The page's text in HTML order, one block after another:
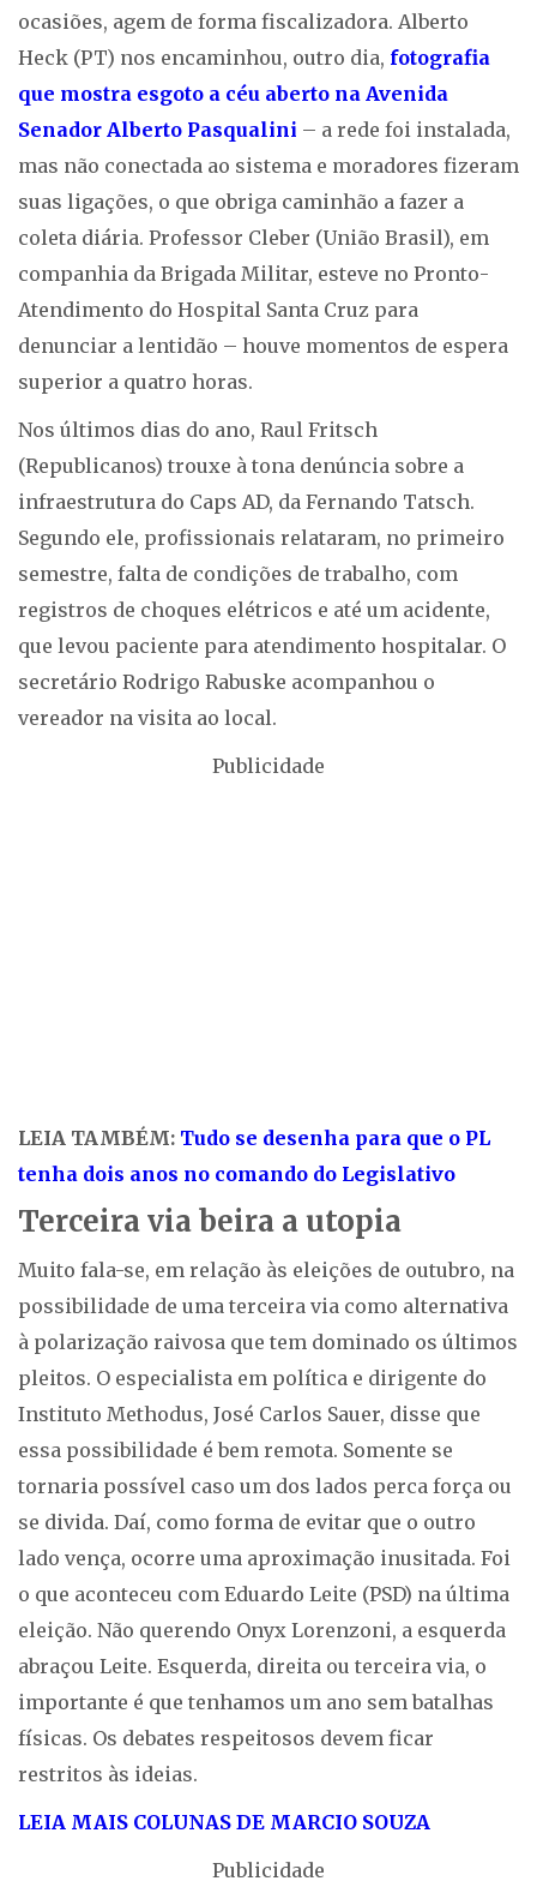
ocasiões, agem de forma fiscalizadora. Alberto
Heck (PT) nos encaminhou, outro dia, fotografia
que mostra esgoto a céu aberto na Avenida
Senador Alberto Pasqualini – a rede foi instalada,
mas não conectada ao sistema e moradores fizeram
suas ligações, o que obriga caminhão a fazer a
coleta diária. Professor Cleber (União Brasil), em
companhia da Brigada Militar, esteve no Pronto-
Atendimento do Hospital Santa Cruz para
denunciar a lentidão – houve momentos de espera
superior a quatro horas.
Nos últimos dias do ano, Raul Fritsch
(Republicanos) trouxe à tona denúncia sobre a
infraestrutura do Caps AD, da Fernando Tatsch.
Segundo ele, profissionais relataram, no primeiro
semestre, falta de condições de trabalho, com
registros de choques elétricos e até um acidente,
que levou paciente para atendimento hospitalar. O
secretário Rodrigo Rabuske acompanhou o
vereador na visita ao local.
Publicidade
LEIA TAMBÉM: Tudo se desenha para que o PL
tenha dois anos no comando do Legislativo
Terceira via beira a utopia
Muito fala-se, em relação às eleições de outubro, na
possibilidade de uma terceira via como alternativa
à polarização raivosa que tem dominado os últimos
pleitos. O especialista em política e dirigente do
Instituto Methodus, José Carlos Sauer, disse que
essa possibilidade é bem remota. Somente se
tornaria possível caso um dos lados perca força ou
se divida. Daí, como forma de evitar que o outro
lado vença, ocorre uma aproximação inusitada. Foi
o que aconteceu com Eduardo Leite (PSD) na última
eleição. Não querendo Onyx Lorenzoni, a esquerda
abraçou Leite. Esquerda, direita ou terceira via, o
importante é que tenhamos um ano sem batalhas
físicas. Os debates respeitosos devem ficar
restritos às ideias.
LEIA MAIS COLUNAS DE MARCIO SOUZA
Publicidade